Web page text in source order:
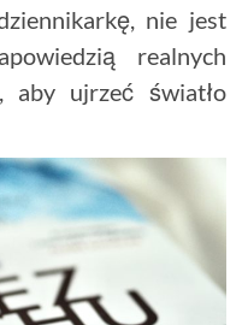
nie jest
realnych
aby ujrzeć światło